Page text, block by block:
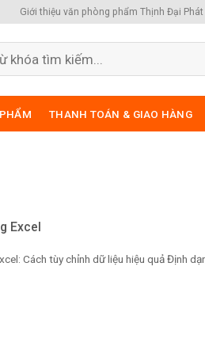
Giới thiệu văn phòng phẩm Thịnh Đại
THANH TOÁN & GIAO HÀNG
Excel
Cách tùy chỉnh dữ liệu hiệu quả Định